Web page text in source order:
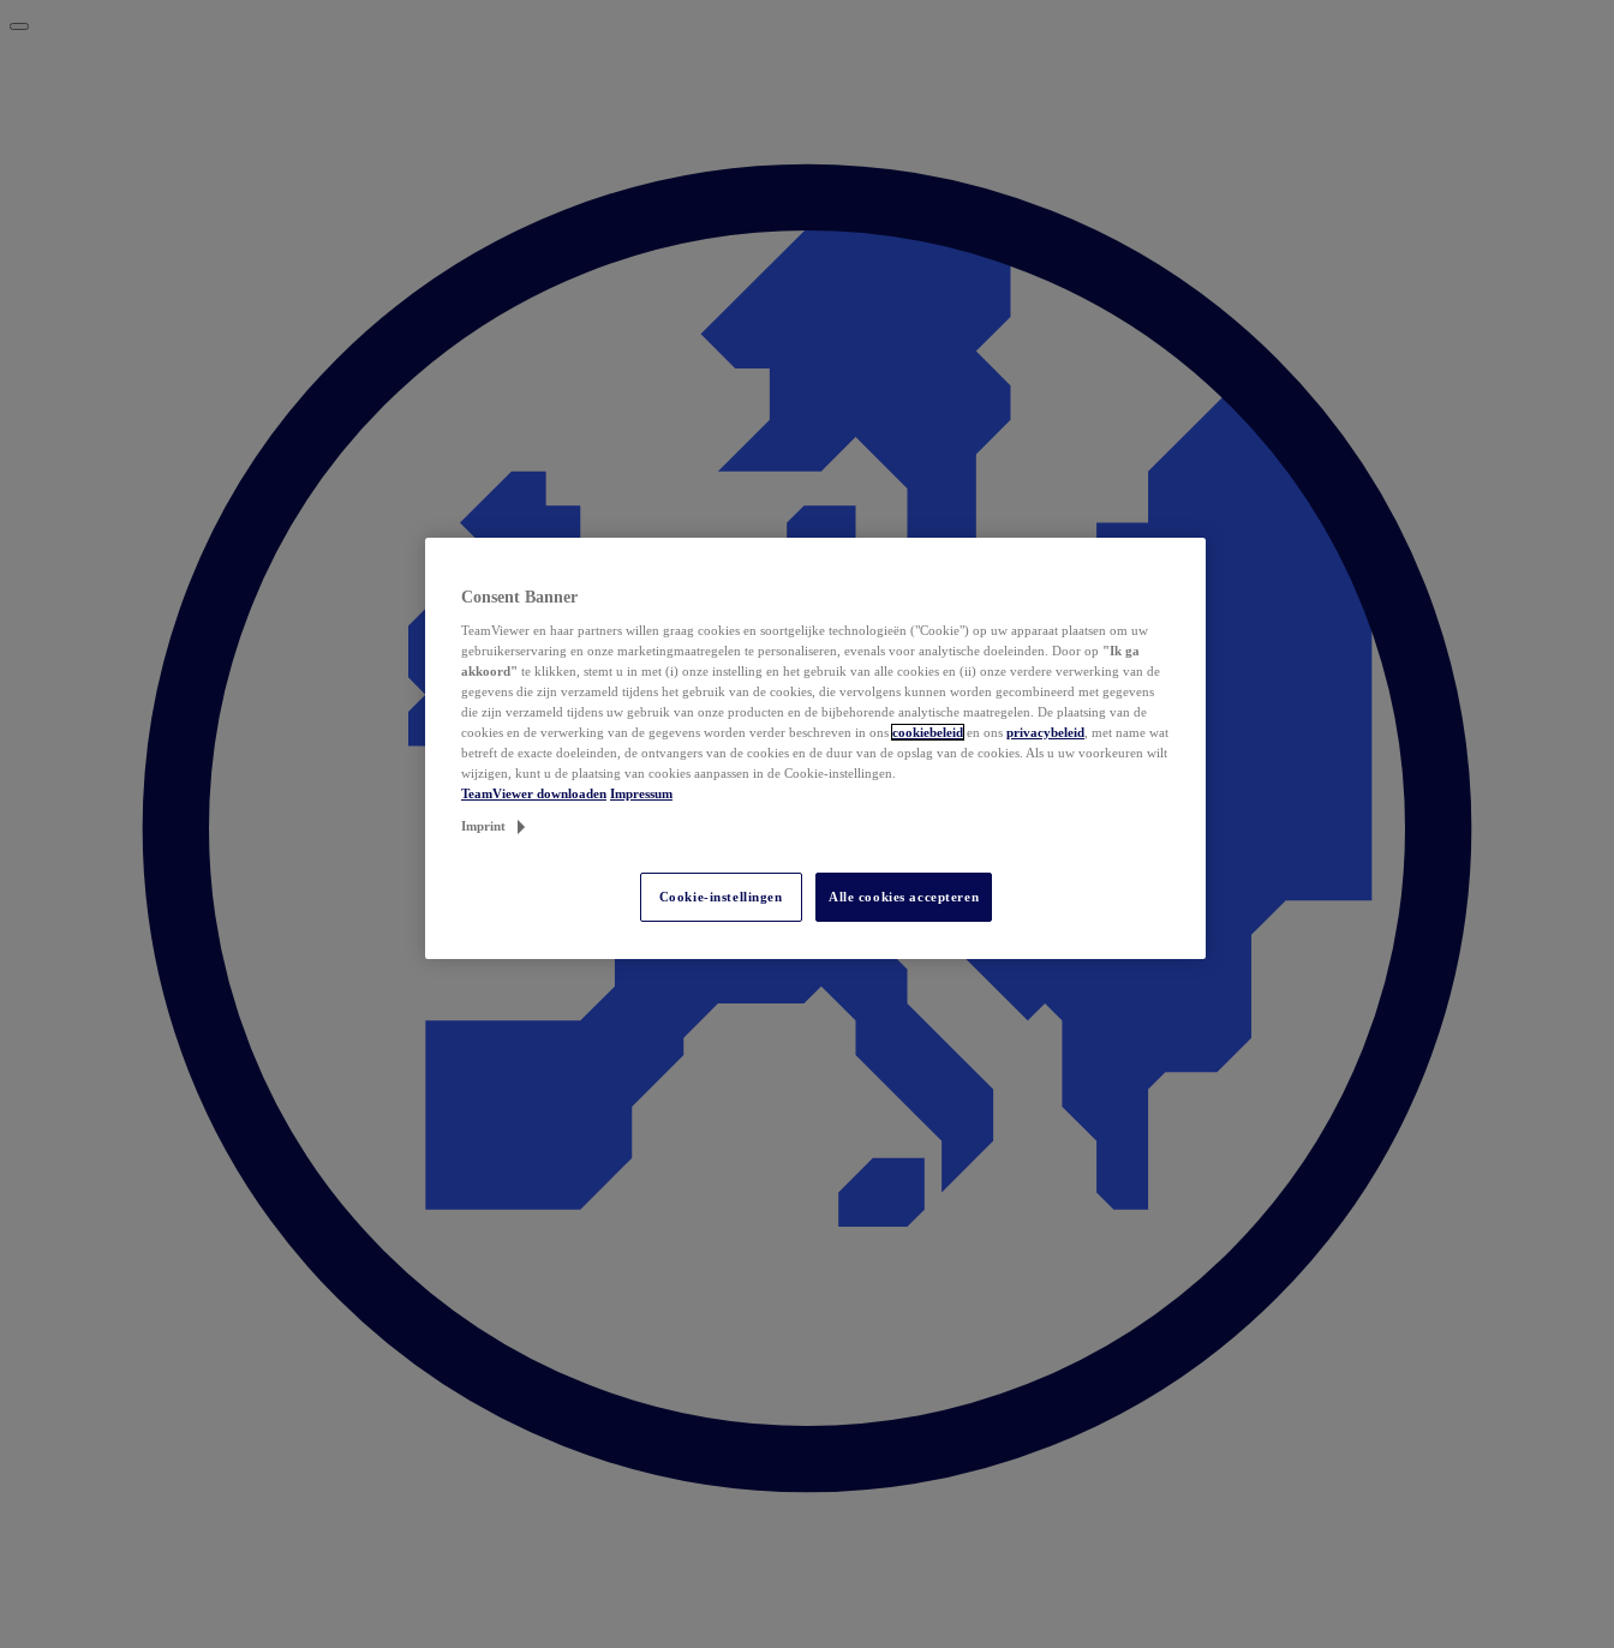
Consent Banner
TeamViewer en haar partners willen graag cookies en soortgelijke technologieën ("Cookie") op uw apparaat plaatsen om uw
gebruikerservaring en onze marketingmaatregelen te personaliseren, evenals voor analytische doeleinden. Door op "Ik ga
akkoord" te klikken, stemt u in met (i) onze instelling en het gebruik van alle cookies en (ii) onze verdere verwerking van de
gegevens die zijn verzameld tijdens het gebruik van de cookies, die vervolgens kunnen worden gecombineerd met gegevens
die zijn verzameld tijdens uw gebruik van onze producten en de bijbehorende analytische maatregelen. De plaatsing van de
cookies en de verwerking van de gegevens worden verder beschreven in ons cookiebeleid en ons privacybeleid , met name wat
betreft de exacte doeleinden, de ontvangers van de cookies en de duur van de opslag van de cookies. Als u uw voorkeuren wilt
wijzigen, kunt u de plaatsing van cookies aanpassen in de Cookie-instellingen.
TeamViewer downloaden Impressum
Imprint
Cookie-instellingen Alle cookies accepteren